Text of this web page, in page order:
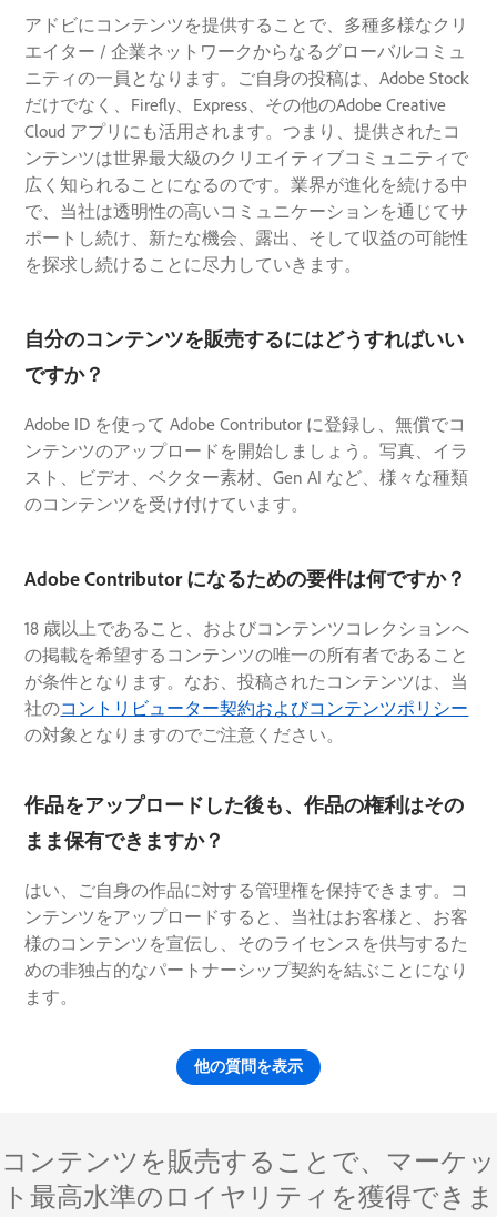
アドビにコンテンツを提供することで、多種多様なクリ
エイター / 企業ネットワークからなるグローバルコミュ
ニティの一員となります。ご自身の投稿は、Adobe Stock
だけでなく、Firefly、Express、その他のAdobe Creative
Cloud アプリにも活用されます。つまり、提供されたコ
ンテンツは世界最大級のクリエイティブコミュニティで
広く知られることになるのです。業界が進化を続ける中
で、当社は透明性の高いコミュニケーションを通じてサ
ポートし続け、新たな機会、露出、そして収益の可能性
を探求し続けることに尽力していきます。
自分のコンテンツを販売するにはどうすればいい
ですか？
Adobe ID を使って Adobe Contributor に登録し、無償でコ
ンテンツのアップロードを開始しましょう。写真、イラ
スト、ビデオ、ベクター素材、Gen AI など、様々な種類
のコンテンツを受け付けています。
Adobe Contributor になるための要件は何ですか？
18 歳以上であること、およびコンテンツコレクションへ
の掲載を希望するコンテンツの唯一の所有者であること
が条件となります。なお、投稿されたコンテンツは、当
社のコントリビューター契約およびコンテンツポリシー
の対象となりますのでご注意ください。
作品をアップロードした後も、作品の権利はその
まま保有できますか？
はい、ご自身の作品に対する管理権を保持できます。コ
ンテンツをアップロードすると、当社はお客様と、お客
様のコンテンツを宣伝し、そのライセンスを供与するた
めの非独占的なパートナーシップ契約を結ぶことになり
ます。
他の質問を表示
コンテンツを販売することで、マーケッ
ト最高水準のロイヤリティを獲得できま